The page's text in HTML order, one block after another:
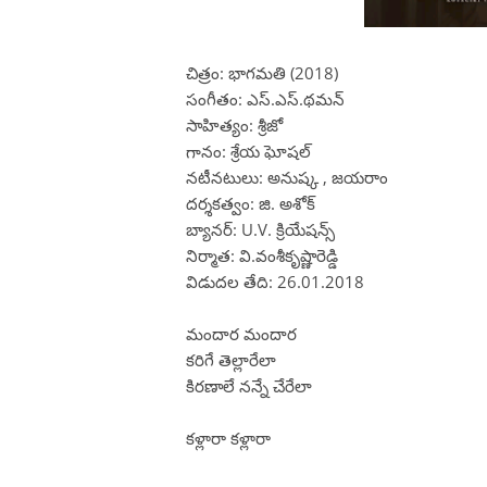
చిత్రం: భాగమతి (2018)
సంగీతం: ఎస్.ఎస్.థమన్
సాహిత్యం: శ్రీజో
గానం: శ్రేయ ఘోషల్
నటీనటులు: అనుష్క , జయరాం
దర్శకత్వం: జి. అశోక్
బ్యానర్: U.V. క్రియేషన్స్
నిర్మాత: వి.వంశీకృష్ణారెడ్డి
విడుదల తేది: 26.01.2018
మందార మందార
కరిగే తెల్లారేలా
కిరణాలే నన్నే చేరేలా
కళ్లారా కళ్లారా